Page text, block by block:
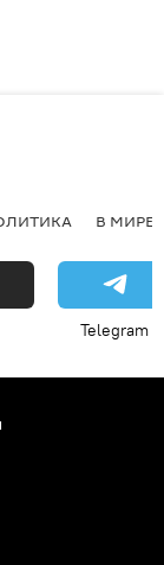
В МИРЕ
Telegram